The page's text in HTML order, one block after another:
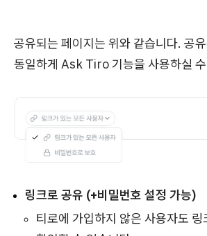
공유되는 페이지는 위와 같습니다. 공
동일하게 Ask Tiro 기능을 사용하실
링크로 공유 (+비밀번호 설정 가능)
티로에 가입하지 않은 사용자도